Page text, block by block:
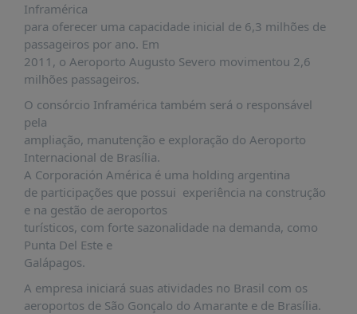
SABER
+
CONTATO
Inframérica
para oferecer uma capacidade inicial de 6,3 milhões de
passageiros por ano. Em
2011, o Aeroporto Augusto Severo movimentou 2,6
milhões passageiros.
O consórcio Inframérica também será o responsável
pela
ampliação, manutenção e exploração do Aeroporto
Internacional de Brasília.
A Corporación América é uma holding argentina
de participações que possui experiência na construção
e na gestão de aeroportos
turísticos, com forte sazonalidade na demanda, como
Punta Del Este e
Galápagos.
A empresa iniciará suas atividades no Brasil com os
aeroportos de São Gonçalo do Amarante e de Brasília.